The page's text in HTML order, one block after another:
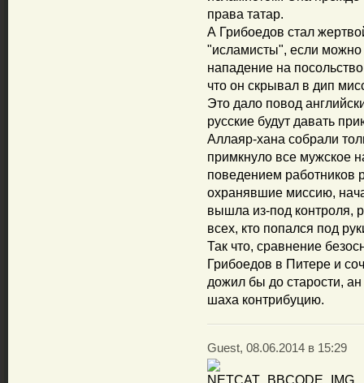
права татар.
А Грибоедов стал
"исламисты", если можно
нападение на
что он скрывал в дип
Это дало повод
русские будут давать
Аллаяр-хана собрали
примкнуло все мужское
поведением работников
охранявшие миссию,
вышла из-под контроля,
всех, кто попался под
Так что, сравнение
Грибоедов в Питере и
дожил бы до старости, ан
шаха контрибуцию.
Guest, 08.06.2014 в 15:29